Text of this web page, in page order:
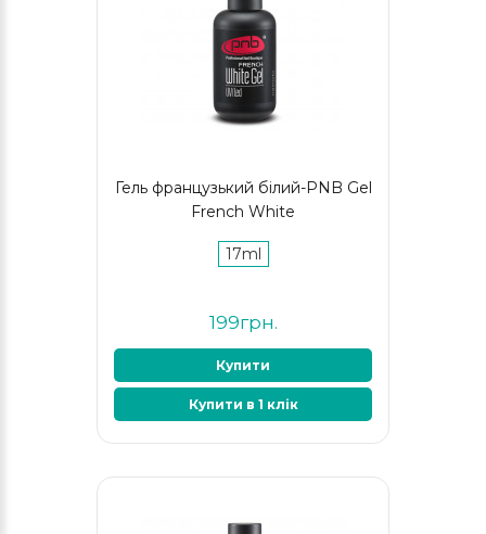
Гель французький білий-PNB Gel
French White
17ml
199грн.
Купити
Купити в 1 клік